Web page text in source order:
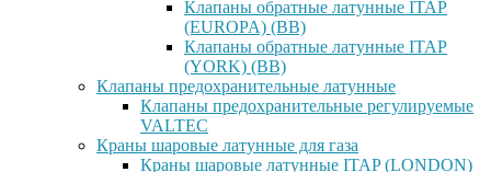
Клапаны обратные латунные ITAP
(EUROPA) (ВВ)
Клапаны обратные латунные ITAP
(YORK) (ВВ)
Клапаны предохранительные латунные
Клапаны предохранительные регулируемые
VALTEC
Краны шаровые латунные для газа
Краны шаровые латунные ITAP (LONDON)